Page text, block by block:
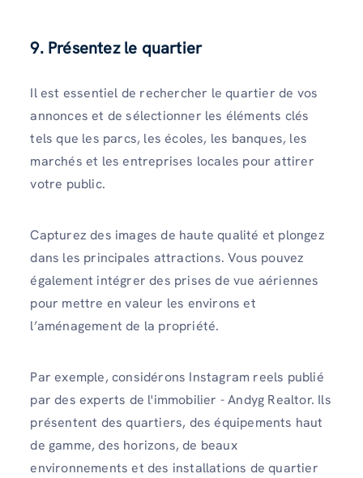
9. Présentez le quartier
Il est essentiel de rechercher le quartier de vos
annonces et de sélectionner les éléments clés
tels que les parcs, les écoles, les banques, les
marchés et les entreprises locales pour attirer
votre public.
Capturez des images de haute qualité et plongez
dans les principales attractions. Vous pouvez
également intégrer des prises de vue aériennes
pour mettre en valeur les environs et
l’aménagement de la propriété.
Par exemple, considérons Instagram reels publié
par des experts de l'immobilier - Andyg Realtor. Ils
présentent des quartiers, des équipements haut
de gamme, des horizons, de beaux
environnements et des installations de quartier